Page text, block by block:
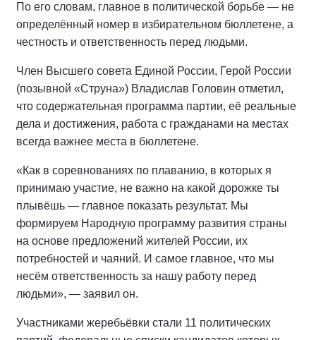
По его словам, главное в политической борьбе — не
определённый номер в избирательном бюллетене, а
честность и ответственность перед людьми.
Член Высшего совета Единой России, Герой России
(позывной «Струна») Владислав Головин отметил,
что содержательная программа партии, её реальные
дела и достижения, работа с гражданами на местах
всегда важнее места в бюллетене.
«Как в соревнованиях по плаванию, в которых я
принимаю участие, не важно на какой дорожке ты
плывёшь — главное показать результат. Мы
формируем Народную программу развития страны
на основе предложений жителей России, их
потребностей и чаяний. И самое главное, что мы
несём ответственность за нашу работу перед
людьми», — заявил он.
Участниками жеребьёвки стали 11 политических